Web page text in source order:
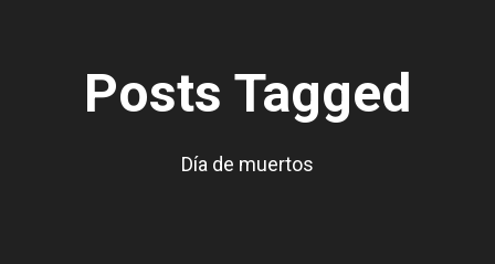
Posts Tagged
Día de muertos